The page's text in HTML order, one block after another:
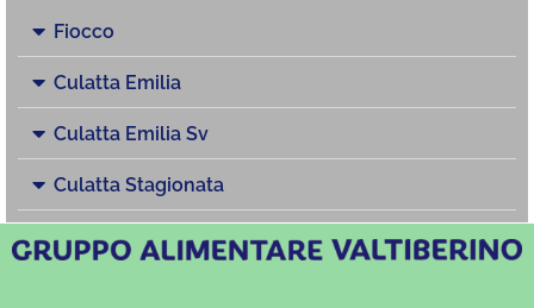
Fiocco
Culatta Emilia
Culatta Emilia Sv
Culatta Stagionata